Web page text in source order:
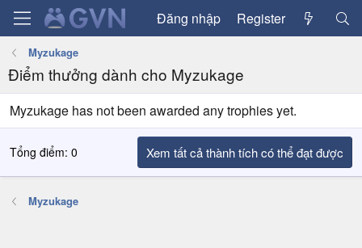
Đăng nhập Register
Myzukage
Điểm thưởng dành cho Myzukage
Myzukage has not been awarded any trophies yet.
Tổng điểm: 0 Xem tất cả thành tích có thể đạt được
Myzukage